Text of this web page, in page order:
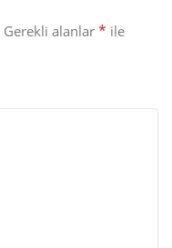
Gerekli alanlar * ile